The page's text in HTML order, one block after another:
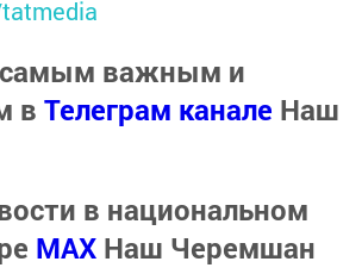
самым важным и
в Телеграм канале Наш
в национальном
MАХ Наш Черемшан